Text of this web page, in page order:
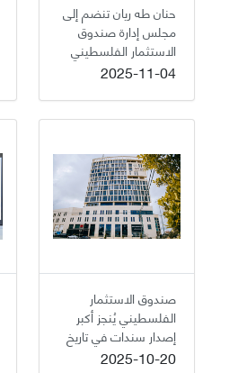
حنان طه ريان تنضم إلى
مجلس إدارة صندوق
الاستثمار الفلسطيني
2025-11-04
صندوق الاستثمار
الفلسطيني يُنجز أكبر
إصدار سندات في تاريخ
فلسطين بقيمة 150 2025-10-20